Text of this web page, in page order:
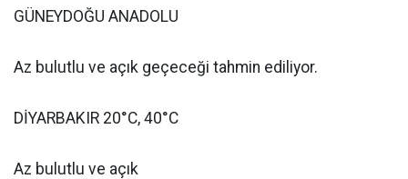
GÜNEYDOĞU ANADOLU
Az bulutlu ve açık geçeceği tahmin ediliyor.
DİYARBAKIR 20°C, 40°C
Az bulutlu ve açık